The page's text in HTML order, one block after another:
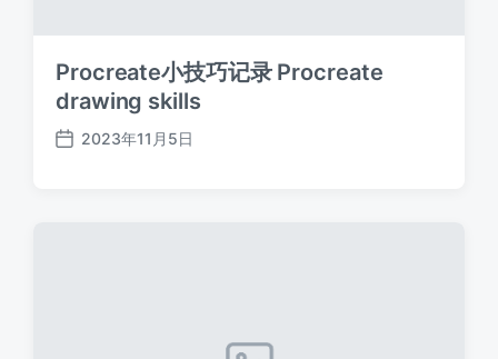
Procreate小技巧记录 Procreate
drawing skills
发
2023年11月5日